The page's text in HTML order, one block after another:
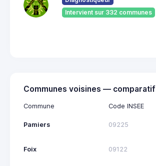
Intervient sur 332 communes
Communes voisines — comparatif
Commune Code INSEE
Pamiers 09225
Foix 09122